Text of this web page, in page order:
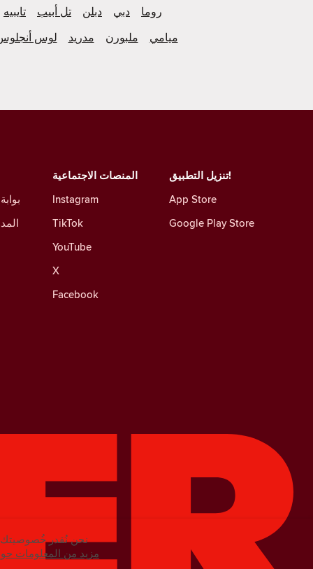
تايبيه تل أبيب دبلن دبي
روما
لوس مدريد ملبورن
ميامي
المنصات الاجتماعية
Instagram
TikTok
YouTube
X
Facebook
تنزيل التطبيق!
App Store
Google Play Store
نحن نُقدر خُصوصيتك.
مزيد من المعلومات